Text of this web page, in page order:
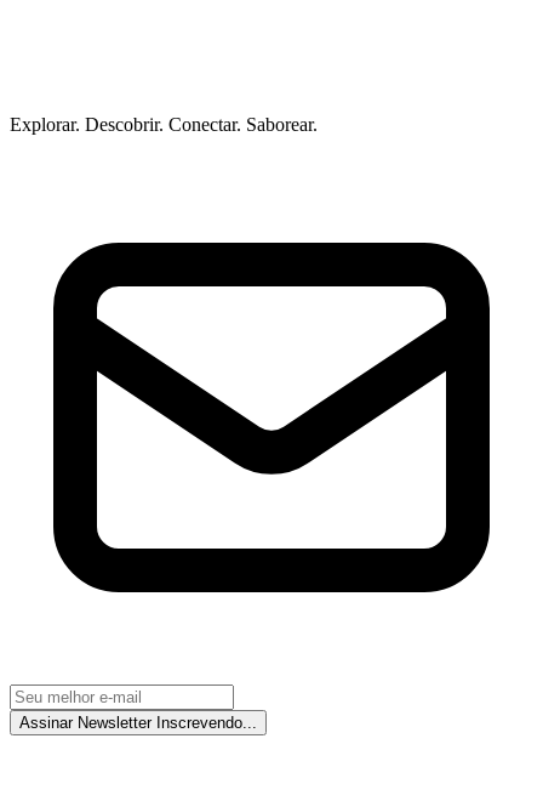
Explorar. Descobrir. Conectar. Saborear.
Assinar Newsletter Inscrevendo...